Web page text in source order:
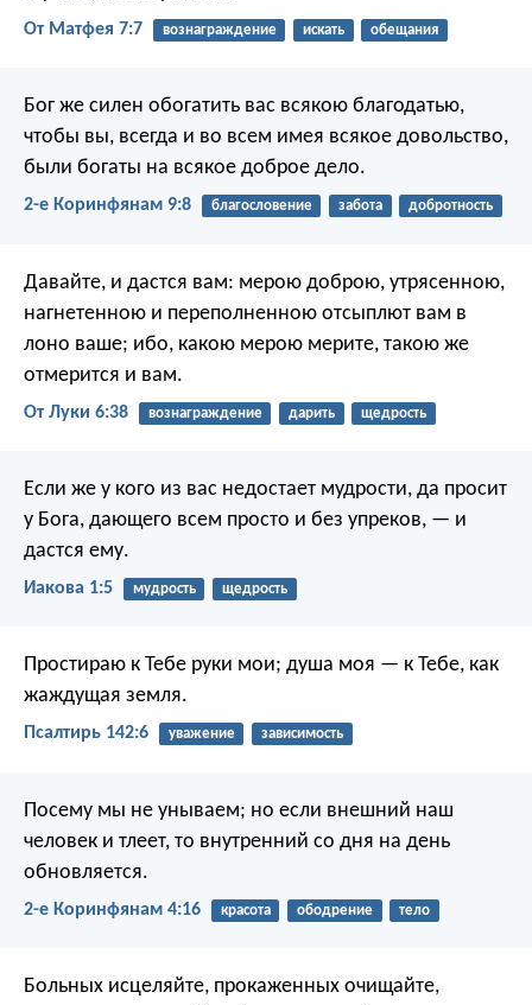
От Матфея 7:7 вознаграждение искать обещания
Бог же силен обогатить вас всякою благодатью,
чтобы вы, всегда и во всем имея всякое довольство,
были богаты на всякое доброе дело.
2-е Коринфянам 9:8 благословение забота добротность
Давайте, и дастся вам: мерою доброю, утрясенною,
нагнетенною и переполненною отсыплют вам в
лоно ваше; ибо, какою мерою мерите, такою же
отмерится и вам.
От Луки 6:38 вознаграждение дарить щедрость
Если же у кого из вас недостает мудрости, да просит
у Бога, дающего всем просто и без упреков, — и
дастся ему.
Иакова 1:5 мудрость щедрость
Простираю к Тебе руки мои; душа моя — к Тебе, как
жаждущая земля.
Псалтирь 142:6 уважение зависимость
Посему мы не унываем; но если внешний наш
человек и тлеет, то внутренний со дня на день
обновляется.
2-е Коринфянам 4:16 красота ободрение тело
Больных исцеляйте, прокаженных очищайте,